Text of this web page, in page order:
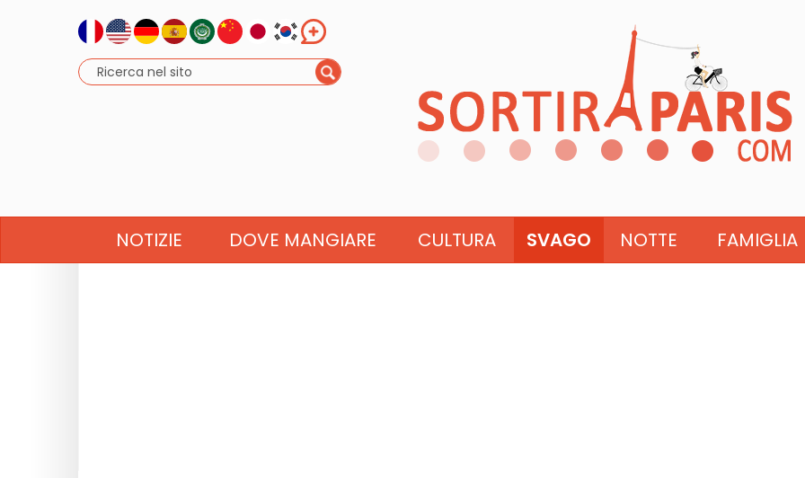
NOTIZIE DOVE MANGIARE CULTURA SVAGO NOTTE FAMIGLIA